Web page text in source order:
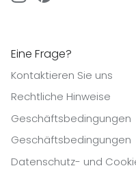
Eine Frage?
Kontaktieren Sie uns
Rechtliche Hinweise
Geschäftsbedingungen
Geschäftsbedingungen
Datenschutz- und